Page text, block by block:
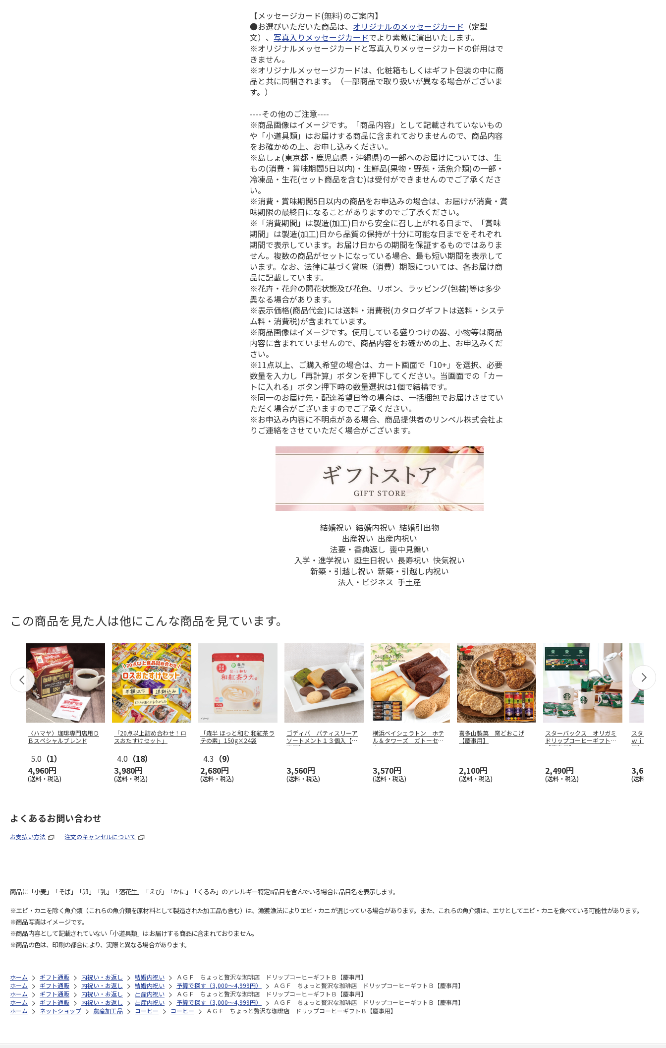
【メッセージカード(無料)のご案内】
●お選びいただいた商品は、 オリジナルのメッセージカード （定型
文）、写真入りメッセージカードでより素敵に演出いたします。
※オリジナルメッセージカードと写真入りメッセージカードの併用はで
きません。
※オリジナルメッセージカードは、化粧箱もしくはギフト包装の中に商
品と共に同梱されます。（一部商品で取り扱いが異なる場合がございま
す。）
----その他のご注意----
※商品画像はイメージです。「商品内容」として記載されていないもの
や「小道具類」はお届けする商品に含まれておりませんので、商品内容
をお確かめの上、お申し込みください。
※島しょ(東京都・鹿児島県・沖縄県)の一部へのお届けについては、生
もの(消費・賞味期間5日以内)・生鮮品(果物・野菜・活魚介類)の一部・
冷凍品・生花(セット商品を含む)は受付ができませんのでご了承くださ
い。
※消費・賞味期間5日以内の商品をお申込みの場合は、お届けが消費・賞
味期限の最終日になることがありますのでご了承ください。
※「消費期間」は製造(加工)日から安全に召し上がれる日まで、「賞味
期間」は製造(加工)日から品質の保持が十分に可能な日までをそれぞれ
期間で表示しています。お届け日からの期間を保証するものではありま
せん。複数の商品がセットになっている場合、最も短い期間を表示して
います。なお、法律に基づく賞味（消費）期限については、各お届け商
品に記載しています。
※花卉・花弁の開花状態及び花色、リボン、ラッピング(包装)等は多少
異なる場合があります。
※表示価格(商品代金)には送料・消費税(カタログギフトは送料・システ
ム料・消費税)が含まれています。
※商品画像はイメージです。使用している盛りつけの器、小物等は商品
内容に含まれていませんので、商品内容をお確かめの上、お申込みくだ
さい。
※11点以上、ご購入希望の場合は、カート画面で「10+」を選択、必要
数量を入力し「再計算」ボタンを押下してください。当画面での「カー
トに入れる」ボタン押下時の数量選択は1個で結構です。
※同一のお届け先・配達希望日等の場合は、一括梱包でお届けさせてい
ただく場合がございますのでご了承ください。
※お申込み内容に不明点がある場合、商品提供者のリンベル株式会社よ
りご連絡をさせていただく場合がございます。
結婚祝い 結婚内祝い 結婚引出物
出産祝い 出産内祝い
法要・香典返し 喪中見舞い
入学・進学祝い 誕生日祝い 長寿祝い 快気祝い
新築・引越し祝い 新築・引越し内祝い
法人・ビジネス 手土産
この商品を見た人は他にこんな商品を見ています。
〈ハマヤ〉珈琲専門店用Ｄ
Ｂスペシャルブレンド
5.0 （1）
4,960円
(送料・税込)
「20点以上詰め合わせ！ロ
スおたすけセット」
4.0 （18）
3,980円
(送料・税込)
「森半 ほっと和む 和紅茶ラ
テの素」150g×24袋
4.3 （9）
2,680円
(送料・税込)
ゴディバ パティスリーア
ソートメント１３個入【慶
事用】
3,560円
(送料・税込)
横浜ベイシェラトン ホテ
ル＆タワーズ ガトーセレ
クションＢ
3,570円
(送料・税込)
喜多山製菓 窯どおこげ
【慶事用】
2,100円
(送料・税込)
スターバックス オリガミ
ドリップコーヒーギフトＣ
【慶事用】
2,490円
(送料・税込)
スターバッ
ｗｉｔｈマ
用】
3,630円
(送料・税込)
よくあるお問い合わせ
お支払い方法 注文のキャンセルについて
商品に「小麦」「そば」「卵」「乳」「落花生」「えび」「かに」「くるみ」のアレルギー特定8品目を含んでいる場合に品目名を表示します。
※エビ・カニを除く魚介類（これらの魚介類を原材料として製造された加工品も含む）は、漁獲漁法によりエビ・カニが混じっている場合があります。また、これらの魚介類は、エサとしてエビ・カニを食べている可能性があります。
※商品写真はイメージです。
※商品内容として記載されていない「小道具類」はお届けする商品に含まれておりません。
※商品の色は、印刷の都合により、実際と異なる場合があります。
ホーム ギフト通販 内祝い・お返し 結婚内祝い
ＡＧＦ ちょっと贅沢な珈琲店 ドリップコーヒーギフトＢ【慶事用】
ホーム
ギフト通販 内祝い・お返し 結婚内祝い 予算で探す（3,000～4,999円）
ＡＧＦ ちょっと贅沢な珈琲店 ドリップコーヒーギフトＢ【慶事用】
ホーム
ギフト通販 内祝い・お返し 出産内祝い
ＡＧＦ ちょっと贅沢な珈琲店 ドリップコーヒーギフトＢ【慶事用】
ホーム
ギフト通販 内祝い・お返し 出産内祝い 予算で探す（3,000～4,999円）
ＡＧＦ ちょっと贅沢な珈琲店 ドリップコーヒーギフトＢ【慶事用】
ホーム
ネットショップ 農産加工品 コーヒー コーヒー ＡＧＦ ちょっと贅沢な珈琲店 ドリップコーヒーギフトＢ【慶事用】